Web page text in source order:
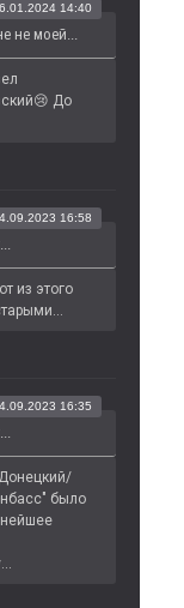
не моей...
14:40
До
16:58
из этого
16:35
было